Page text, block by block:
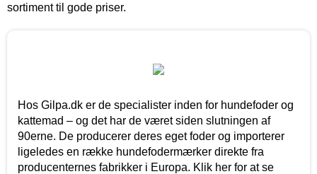
sortiment til gode priser.
Hos Gilpa.dk er de specialister inden for hundefoder og
kattemad – og det har de været siden slutningen af
90erne. De producerer deres eget foder og importerer
ligeledes en række hundefodermærker direkte fra
producenternes fabrikker i Europa. Klik her for at se